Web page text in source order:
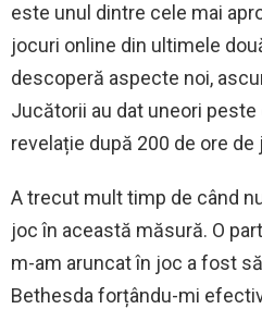
este unul dintre cele mai
jocuri online din ultimele
descoperă aspecte noi,
Jucătorii au dat uneori
revelație după 200 de ore de
A trecut mult timp de când
joc în această măsură. O
m-am aruncat în joc a fost
Bethesda forțându-mi